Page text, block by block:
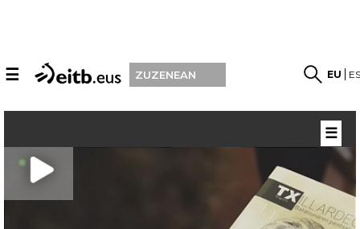
☰ ZUZENEAN EU
☰